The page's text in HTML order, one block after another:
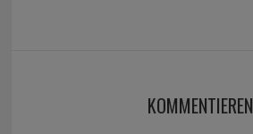
KOMMENTIEREN